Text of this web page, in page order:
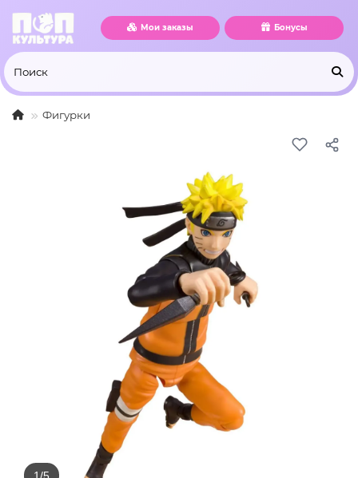
Мои заказы Бонусы
Фигурки